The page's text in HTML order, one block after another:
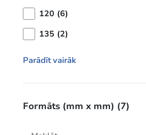
120 (6)
135 (2)
Parādīt vairāk
Formāts (mm x mm) (7)